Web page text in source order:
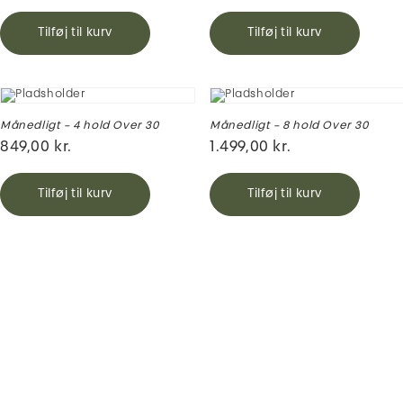
Tilføj til kurv Tilføj til kurv
Månedligt – 4 hold Over 30
849,00 kr.
Tilføj til kurv
Månedligt – 8 hold Over 30
1.499,00 kr.
Tilføj til kurv